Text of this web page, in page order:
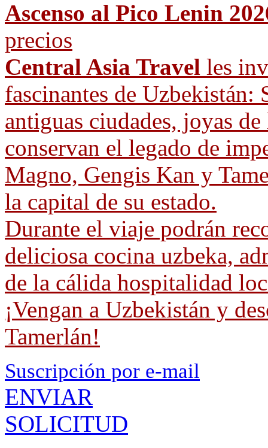
Ascenso al Pico Lenin
precios
Central Asia Travel les
fascinantes de Uzbekistán:
antiguas ciudades, joyas
conservan el legado de
Magno, Gengis Kan y
la capital de su estado.
Durante el viaje podrán
deliciosa cocina uzbeka,
de la cálida hospitalidad
¡Vengan a Uzbekistán y
Tamerlán!
Suscripción por e-mail
ENVIAR
SOLICITUD